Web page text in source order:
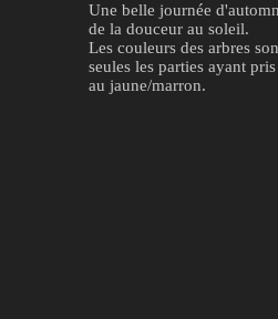
Une belle journée
de la douceur au soleil.
Les couleurs des arbres
seules les parties ayant
au jaune/marron.